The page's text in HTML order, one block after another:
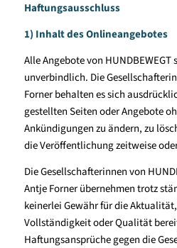
Haftungsausschluss
1) Inhalt des Onlineangebotes
Alle Angebote von
unverbindlich. Die
Forner behalten es sich
gestellten Seiten oder Angebote
Ankündigungen zu ändern, zu
die Veröffentlichung zeitweise
Die Gesellschafterinnen von
Antje Forner übernehmen trotz
keinerlei Gewähr für die
Vollständigkeit oder Qualität
Haftungsansprüche gegen die